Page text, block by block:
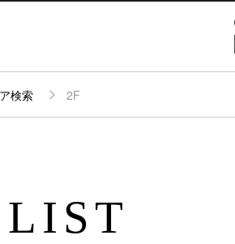
パーキング
イベント
検索 2F
LIST